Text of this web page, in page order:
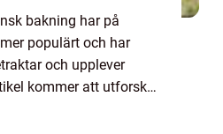
bakning har på
populärt och har
och upplever
kommer att utforska